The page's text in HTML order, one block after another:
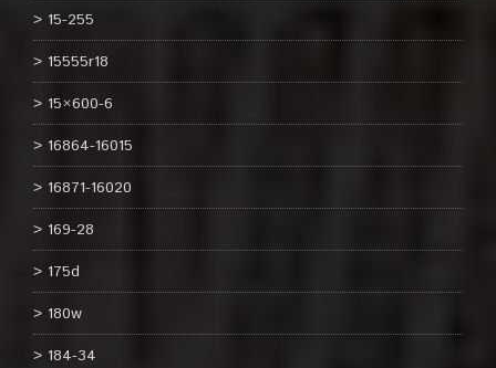
15-255
15555r18
15×600-6
16864-16015
16871-16020
169-28
175d
180w
184-34